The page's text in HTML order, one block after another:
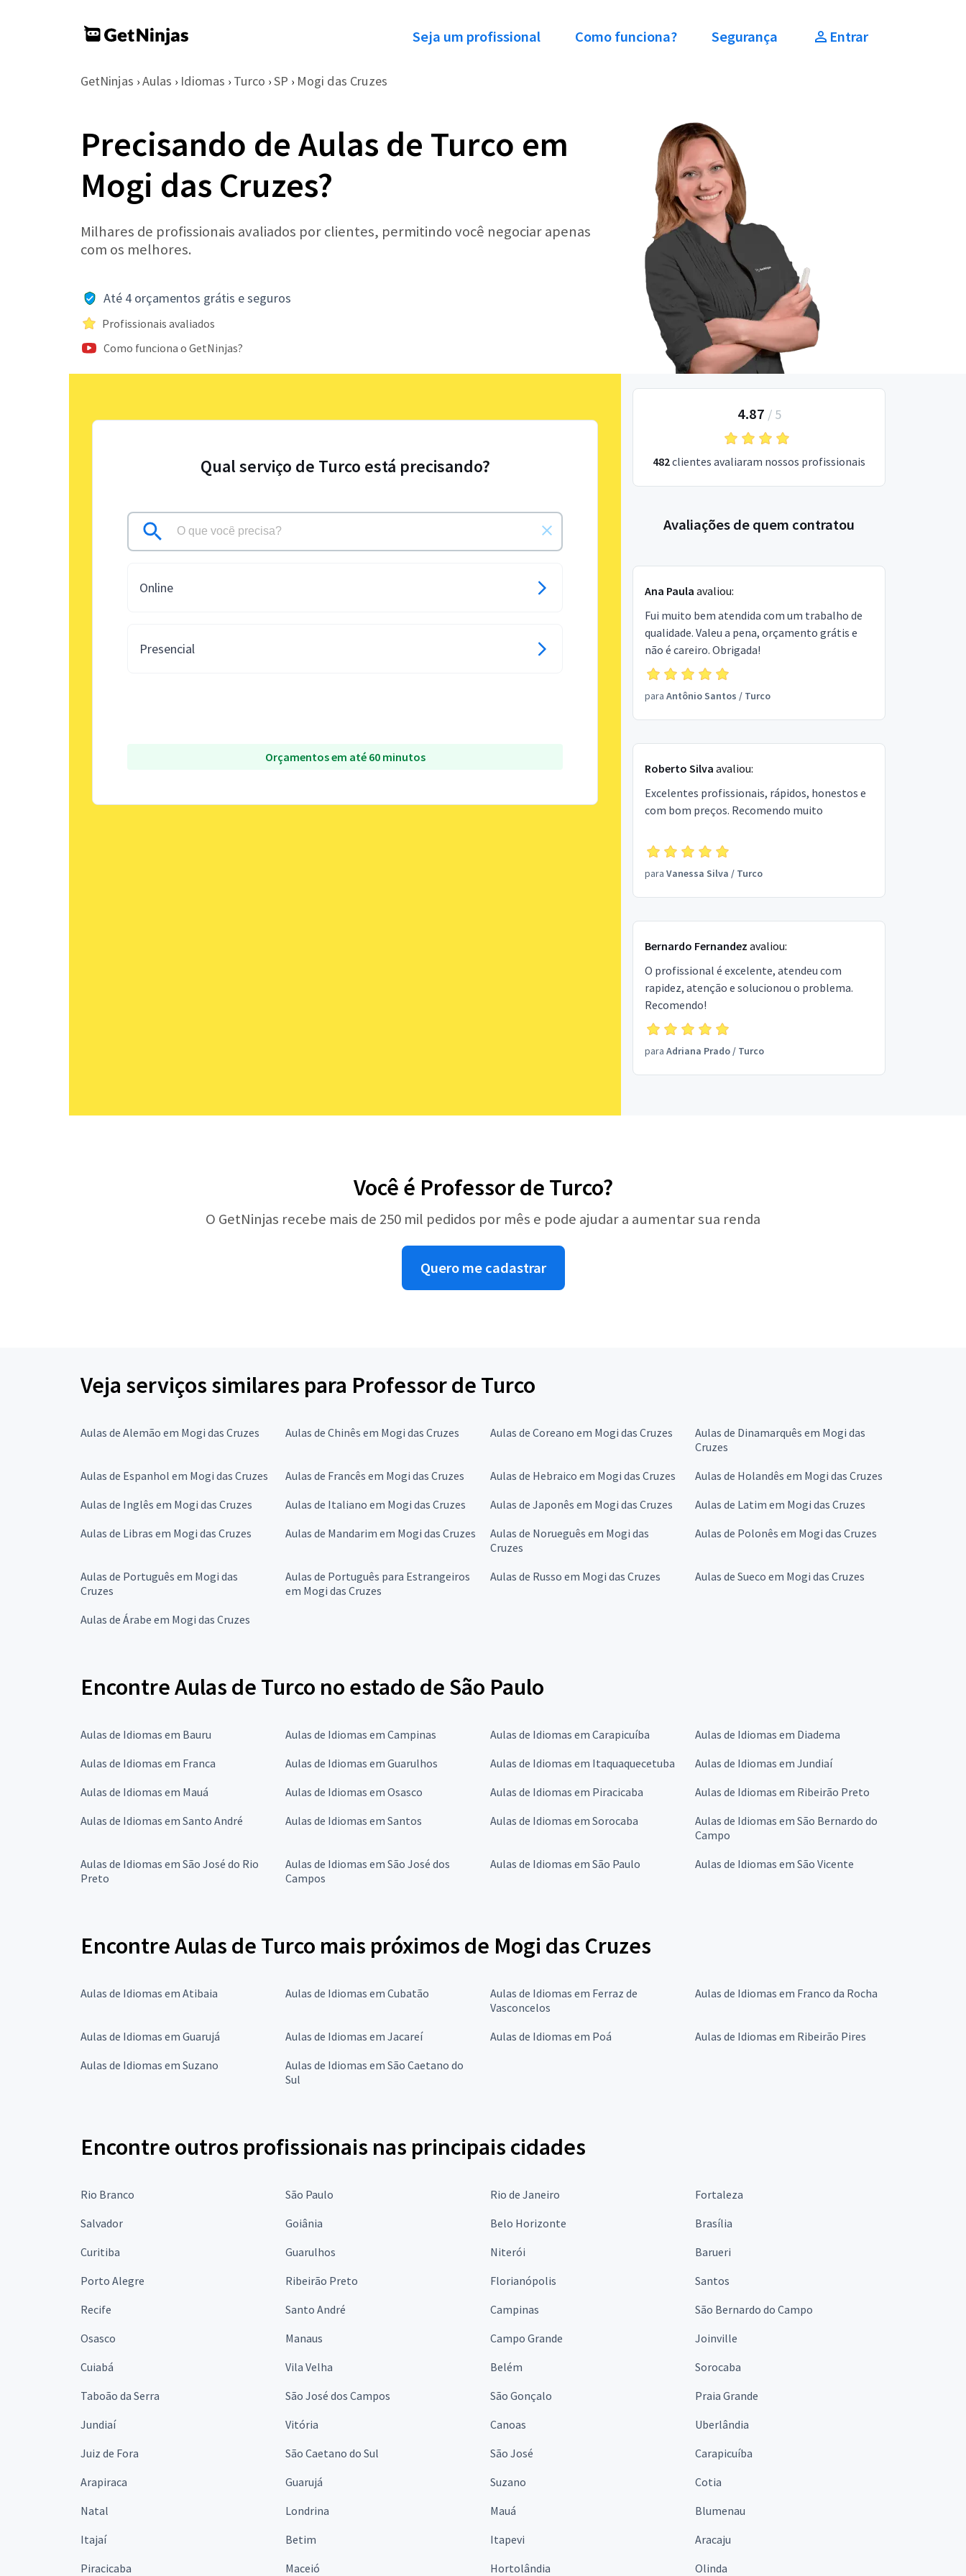
Seja um profissional Como funciona? Segurança Entrar
GetNinjas › Aulas › Idiomas › Turco › SP › Mogi das Cruzes
Precisando de Aulas de Turco em
Mogi das Cruzes?
Milhares de profissionais avaliados por clientes, permitindo você negociar apenas
com os melhores.
Até 4 orçamentos grátis e seguros
Profissionais avaliados
Como funciona o GetNinjas?
Qual serviço de Turco está precisando?
Online
Presencial
Orçamentos em até 60 minutos
4.87 / 5
482clientes avaliaram nossos profissionais
Avaliações de quem contratou
Ana Paula avaliou:
Fui muito bem atendida com um trabalho de
qualidade. Valeu a pena, orçamento grátis e
não é careiro. Obrigada!
para Antônio Santos / Turco
Roberto Silva avaliou:
Excelentes profissionais, rápidos, honestos e
com bom preços. Recomendo muito
para Vanessa Silva / Turco
Bernardo Fernandez avaliou:
O profissional é excelente, atendeu com
rapidez, atenção e solucionou o problema.
Recomendo!
para Adriana Prado/ Turco
Você é Professor de Turco?
O GetNinjas recebe mais de 250 mil pedidos por mês e pode ajudar a aumentar sua renda
Quero me cadastrar
Veja serviços similares para Professor de Turco
Aulas de Alemão em Mogi das Cruzes Aulas de Chinês em Mogi das Cruzes Aulas de Coreano em Mogi das Cruzes
Aulas de Dinamarquês em Mogi das
Cruzes
Aulas de Espanhol em Mogi das Cruzes
Aulas de Francês em Mogi das Cruzes Aulas de Hebraico em Mogi das Cruzes
Aulas de Holandês em Mogi das Cruzes
Aulas de Inglês em Mogi das Cruzes
Aulas de Italiano em Mogi das Cruzes Aulas de Japonês em Mogi das Cruzes
Aulas de Latim em Mogi das Cruzes
Aulas de Libras em Mogi das Cruzes
Aulas de Mandarim em Mogi das Cruzes
Aulas de Norueguês em Mogi das
Cruzes
Aulas de Polonês em Mogi das Cruzes
Aulas de Português em Mogi das
Cruzes
Aulas de Português para Estrangeiros
em Mogi das Cruzes
Aulas de Russo em Mogi das Cruzes Aulas de Sueco em Mogi das Cruzes
Aulas de Árabe em Mogi das Cruzes
Encontre Aulas de Turco no estado de São Paulo
Aulas de Idiomas em Bauru Aulas de Idiomas em Campinas Aulas de Idiomas em Carapicuíba
Aulas de Idiomas em Diadema
Aulas de Idiomas em Franca
Aulas de Idiomas em Guarulhos Aulas de Idiomas em Itaquaquecetuba
Aulas de Idiomas em Jundiaí
Aulas de Idiomas em Mauá
Aulas de Idiomas em Osasco Aulas de Idiomas em Piracicaba
Aulas de Idiomas em Ribeirão Preto
Aulas de Idiomas em Santo André
Aulas de Idiomas em Santos Aulas de Idiomas em Sorocaba
Aulas de Idiomas em São Bernardo do
Campo
Aulas de Idiomas em São José do Rio
Preto
Aulas de Idiomas em São José dos
Campos
Aulas de Idiomas em São Paulo Aulas de Idiomas em São Vicente
Encontre Aulas de Turco mais próximos de Mogi das Cruzes
Aulas de Idiomas em Atibaia Aulas de Idiomas em Cubatão
Aulas de Idiomas em Ferraz de
Vasconcelos
Aulas de Idiomas em Franco da Rocha
Aulas de Idiomas em Guarujá Aulas de Idiomas em Jacareí Aulas de Idiomas em Poá
Aulas de Idiomas em Ribeirão Pires
Aulas de Idiomas em Suzano
Aulas de Idiomas em São Caetano do
Sul
Encontre outros profissionais nas principais cidades
Rio Branco São Paulo Rio de Janeiro
Fortaleza
Salvador
Goiânia Belo Horizonte
Brasília
Curitiba
Guarulhos Niterói
Barueri
Porto Alegre
Ribeirão Preto Florianópolis
Santos
Recife
Santo André Campinas
São Bernardo do Campo
Osasco
Manaus Campo Grande
Joinville
Cuiabá
Vila Velha Belém
Sorocaba
Taboão da Serra
São José dos Campos São Gonçalo
Praia Grande
Jundiaí
Vitória Canoas
Uberlândia
Juiz de Fora
São Caetano do Sul São José
Carapicuíba
Arapiraca
Guarujá Suzano
Cotia
Natal
Londrina Mauá
Blumenau
Itajaí
Betim Itapevi
Aracaju
Piracicaba
Maceió Hortolândia Olinda